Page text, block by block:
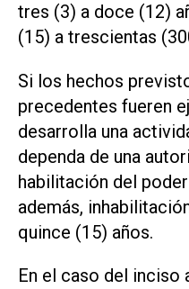
tres (3) a doce (12)
(15) a trescientas
Si los hechos
precedentes fueren
desarrolla una
dependa de una
habilitación del
además,
quince (15) años.
En el caso del inciso